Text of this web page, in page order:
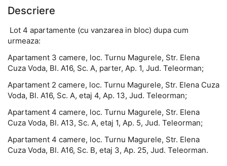
Descriere
Lot 4 apartamente (cu vanzarea in bloc) dupa cum
urmeaza:
Apartament 3 camere, loc. Turnu Magurele, Str. Elena
Cuza Voda, Bl. A16, Sc. A, parter, Ap. 1, Jud. Teleorman;
Apartament 2 camere, loc. Turnu Magurele, Str. Elena Cuza
Voda, Bl. A16, Sc. A, etaj 4, Ap. 13, Jud. Teleorman;
Apartament 4 camere, loc. Turnu Magurele, Str. Elena
Cuza Voda, Bl. A13, Sc. A, etaj 1, Ap. 5, Jud. Teleorman;
Apartament 4 camere, loc. Turnu Magurele, Str. Elena
Cuza Voda, Bl. A16, Sc. B, etaj 3, Ap. 25, Jud. Teleorman.